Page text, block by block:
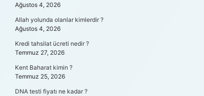
Ağustos 4, 2026
Allah yolunda olanlar kimlerdir ?
Ağustos 4, 2026
Kredi tahsilat ücreti nedir ?
Temmuz 27, 2026
Kent Baharat kimin ?
Temmuz 25, 2026
DNA testi fiyatı ne kadar ?